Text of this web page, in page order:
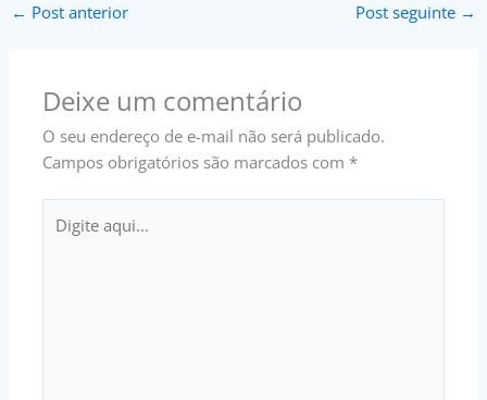
← Post anterior Post seguinte →
Deixe um comentário
O seu endereço de e-mail não será publicado.
Campos obrigatórios são marcados com *
aqui...